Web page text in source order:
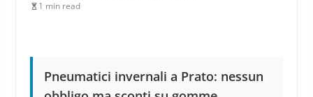
1 min read
Pneumatici invernali a Prato: nessun